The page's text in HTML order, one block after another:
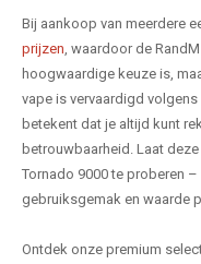
Bij aankoop van meerdere
prijzen , waardoor de
hoogwaardige keuze is,
vape is vervaardigd
betekent dat je altijd kunt
betrouwbaarheid. Laat
Tornado 9000 te proberen –
gebruiksgemak en waarde
Ontdek onze premium